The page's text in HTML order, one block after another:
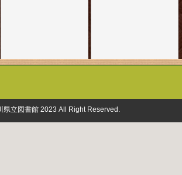
県立図書館 2023 All Right Reserved.